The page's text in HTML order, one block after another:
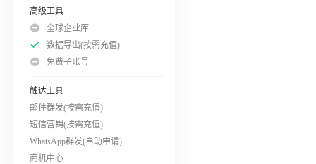
高级工具
全球企业库
数据导出(按需充值)
免费子账号
触达工具
邮件群发(按需充值)
短信营销(按需充值)
WhatsApp群发(自助申请)
商机中心